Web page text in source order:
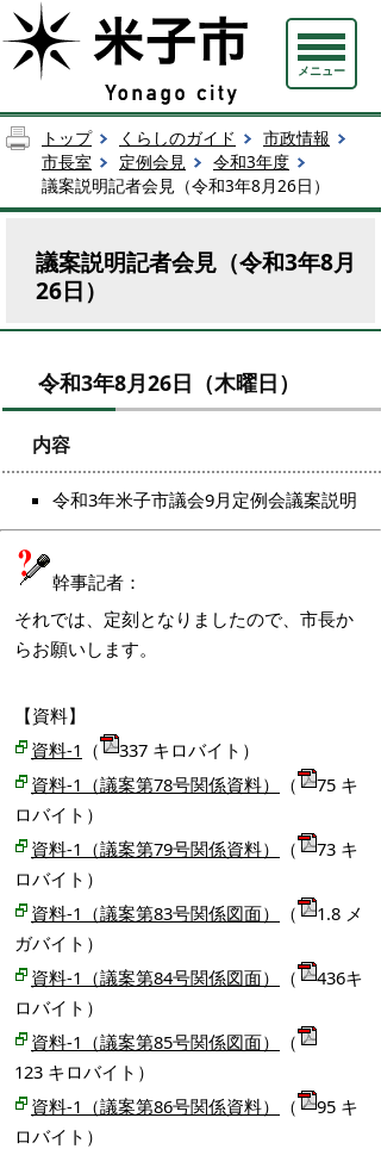
メニュー
トップ くらしのガイド
市政情報
市長室
定例会見
令和3年度
議案説明記者会見（令和3年8月26日）
議案説明記者会見（令和3年8月
26日）
令和3年8月26日（木曜日）
内容
令和3年米子市議会9月定例会議案説明
幹事記者：
それでは、定刻となりましたので、市長か
らお願いします。
【資料】
資料-1 （
337 キロバイト）
資料-1（議案第78号関係資料）
（
75 キ
ロバイト）
資料-1（議案第79号関係資料）
（
73 キ
ロバイト）
資料-1（議案第83号関係図面）
（
1.8 メ
ガバイト）
資料-1（議案第84号関係図面）
（
436キ
ロバイト）
資料-1（議案第85号関係図面）
（
123 キロバイト）
資料-1（議案第86号関係資料）
（
95 キ
ロバイト）